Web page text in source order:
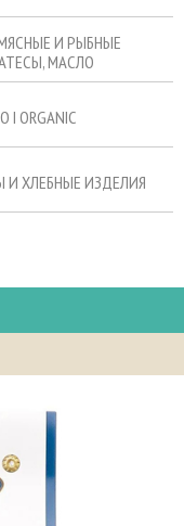
И РЫБНЫЕ
МАСЛО
I ORGANIC
И ХЛЕБНЫЕ ИЗДЕЛИЯ